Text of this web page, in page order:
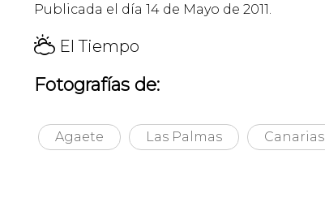
Publicada el día 14 de Mayo de 2011.
H El Tiempo
Fotografías de:
Agaete Las Palmas Canarias